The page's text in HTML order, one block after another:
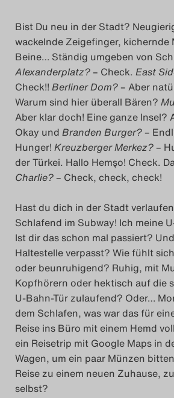
2018
Das
2019
Das
2020
Das
Das
2022
Das
2023
Das
2024
Das
Bist Du neu in der Stadt?
wackelnde Zeigefinger, kichernde
Beine… Ständig umgeben von
Alexanderplatz?– Check. East
Check!! Berliner Dom?– Aber
Warum sind hier überall Bären?
Aber klar doch! Eine ganze Insel?
Okay und Branden Burger?–
Hunger! Kreuzberger Merkez?–
der Türkei. Hallo Hemşo! Check.
Charlie?– Check, check, check!
Hast du dich in der Stadt
Schlafend im Subway! Ich meine
Ist dir das schon mal passiert?
Haltestelle verpasst? Wie fühlt
oder beunruhigend? Ruhig, mit
Kopfhörern oder hektisch auf die
U-Bahn-Tür zulaufend? Oder…
dem Schlafen, was war das für
Reise ins Büro mit einem Hemd
ein Reisetrip mit Google Maps in
Wagen, um ein paar Münzen
Reise zu einem neuen Zuhause,
selbst?